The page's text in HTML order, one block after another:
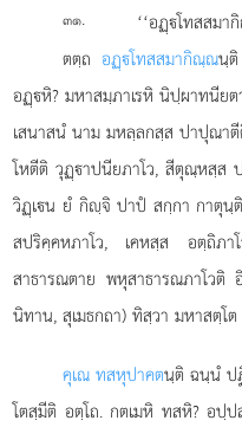
๓๑.
‘‘อฏฺโทสสม
ตตฺถ อฏฺโทสสมากิณฺณนฺ
อฏฺหิ? มหาสมฺภาเรหิ นิปฺผาทนี
เสนาสนํ นาม มหลฺลกสฺส ปาปุณา
โหตีติ วุฏฺาปนียภาโว, สีตุณฺหสฺส
วิฏฺเน ยํ กิฺจิ ปาปํ สกฺกา กาตุนฺ
สปริคฺคหภาโว, เคหสฺส อตฺถิภา
สาธารณตาย พหุสาธารณภาโวติ
นิทาน, สุเมธกถา) ทิสฺวา มหาสตฺ
คุเณ ทสหุปาคตนฺติ ฉนฺนํ ป
โตสฺมีติ อตฺโถ. กตเมหิ ทสหิ? อปฺ